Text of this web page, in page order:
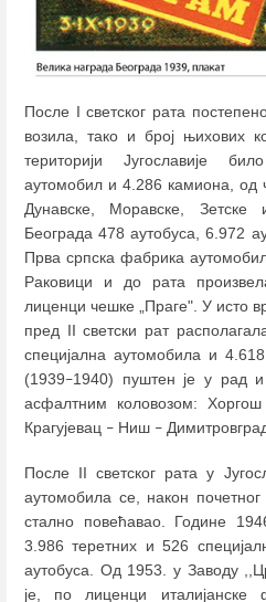
После I светског рата
возила, тако и број њихових
територији Југославије
аутомобил и 4.286 камиона, од
Дунавске, Моравске,
Београда 478 аутобуса, 6.972
Прва српска фабрика
Раковици и до рата
лиценци чешке „Праге". У исто
пред II светски рат
специјална аутомобила и
(1939–1940) пуштен је у рад
асфалтним коловозом: Хоргош
Крагујевац – Ниш –
После II светског рата у
аутомобила се, након
стално повећавао. Године
3.986 теретних и 526
аутобуса. Од 1953. у Заводу
је, по лиценци италијанске